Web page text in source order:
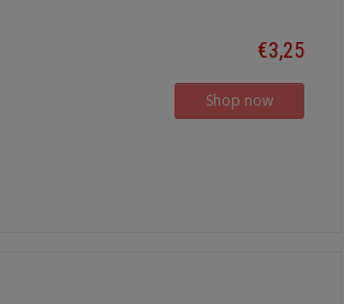
€3,25
Shop now